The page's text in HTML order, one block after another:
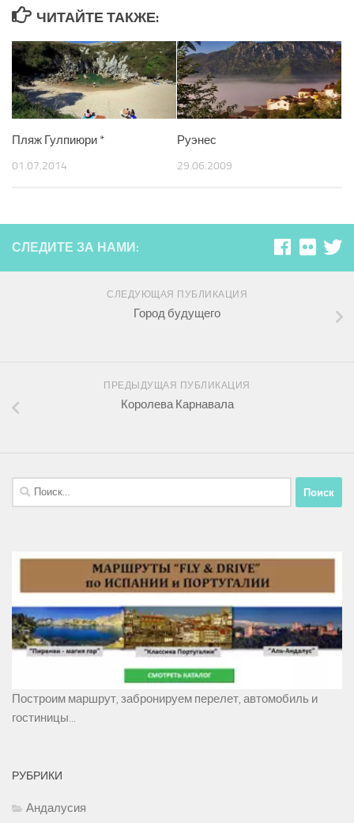
ЧИТАЙТЕ ТАКЖЕ:
Пляж Гулпиюри *
01.07.2014
Руэнес
29.06.2009
СЛЕДИТЕ ЗА НАМИ:
СЛЕДУЮЩАЯ ПУБЛИКАЦИЯ
Город будущего
ПРЕДЫДУЩАЯ ПУБЛИКАЦИЯ
Королева Карнавала
Найти:
Построим маршрут, забронируем перелет, автомобиль и
гостиницы...
РУБРИКИ
Андалусия